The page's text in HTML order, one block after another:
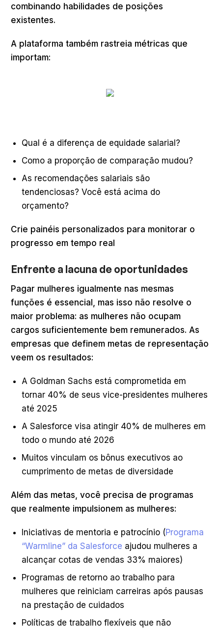
combinando habilidades de posições
existentes.
A plataforma também rastreia métricas que
importam:
Qual é a diferença de equidade salarial?
Como a proporção de comparação mudou?
As recomendações salariais são
tendenciosas? Você está acima do
orçamento?
Crie painéis personalizados para monitorar o
progresso em tempo real
Enfrente a lacuna de oportunidades
Pagar mulheres igualmente nas mesmas
funções é essencial, mas isso não resolve o
maior problema: as mulheres não ocupam
cargos suficientemente bem remunerados. As
empresas que definem metas de representação
veem os resultados:
A Goldman Sachs está comprometida em
tornar 40% de seus vice-presidentes mulheres
até 2025
A Salesforce visa atingir 40% de mulheres em
todo o mundo até 2026
Muitos vinculam os bônus executivos ao
cumprimento de metas de diversidade
Além das metas, você precisa de programas
que realmente impulsionem as mulheres:
Iniciativas de mentoria e patrocínio (Programa
“Warmline” da Salesforce ajudou mulheres a
alcançar cotas de vendas 33% maiores)
Programas de retorno ao trabalho para
mulheres que reiniciam carreiras após pausas
na prestação de cuidados
Políticas de trabalho flexíveis que não